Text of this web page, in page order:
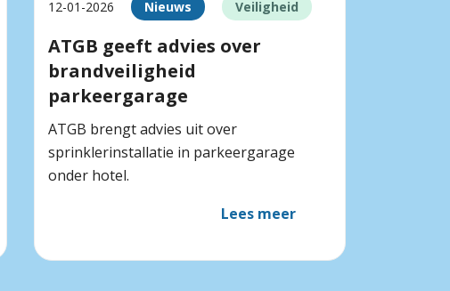
12-01-2026 Nieuws Veiligheid
ATGB geeft advies over
brandveiligheid
parkeergarage
ATGB brengt advies uit over
sprinklerinstallatie in parkeergarage
onder hotel.
Lees meer